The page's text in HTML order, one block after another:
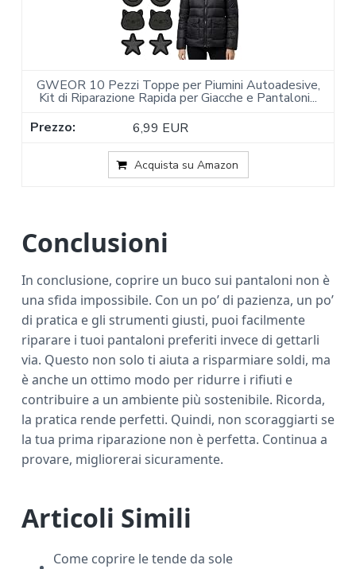
GWEOR 10 Pezzi Toppe per Piumini Autoadesive,
Kit di Riparazione Rapida per Giacche e Pantaloni...
6,99 EUR
Acquista su Amazon
Conclusioni
In conclusione, coprire un buco sui pantaloni non è
una sfida impossibile. Con un po’ di pazienza, un po’
di pratica e gli strumenti giusti, puoi facilmente
riparare i tuoi pantaloni preferiti invece di gettarli
via. Questo non solo ti aiuta a risparmiare soldi, ma
è anche un ottimo modo per ridurre i rifiuti e
contribuire a un ambiente più sostenibile. Ricorda,
la pratica rende perfetti. Quindi, non scoraggiarti se
la tua prima riparazione non è perfetta. Continua a
provare, migliorerai sicuramente.
Articoli Simili
Come coprire le tende da sole